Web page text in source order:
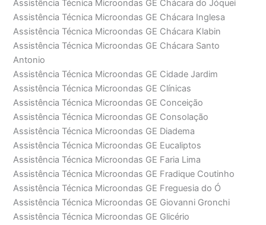
Assistência Técnica Microondas GE Chácara do Jóquei
Assistência Técnica Microondas GE Chácara Inglesa
Assistência Técnica Microondas GE Chácara Klabin
Assistência Técnica Microondas GE Chácara Santo
Antonio
Assistência Técnica Microondas GE Cidade Jardim
Assistência Técnica Microondas GE Clínicas
Assistência Técnica Microondas GE Conceição
Assistência Técnica Microondas GE Consolação
Assistência Técnica Microondas GE Diadema
Assistência Técnica Microondas GE Eucaliptos
Assistência Técnica Microondas GE Faria Lima
Assistência Técnica Microondas GE Fradique Coutinho
Assistência Técnica Microondas GE Freguesia do Ó
Assistência Técnica Microondas GE Giovanni Gronchi
Assistência Técnica Microondas GE Glicério